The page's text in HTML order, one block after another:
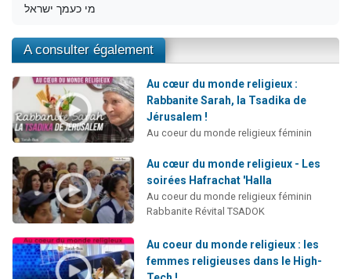
מי כעמך ישראל
A consulter également
Au cœur du monde religieux :
Rabbanite Sarah, la Tsadika de
Jérusalem !
Au coeur du monde religieux féminin
Au cœur du monde religieux - Les
soirées Hafrachat 'Halla
Au coeur du monde religieux féminin
Rabbanite Révital TSADOK
Au coeur du monde religieux : les
femmes religieuses dans le High-